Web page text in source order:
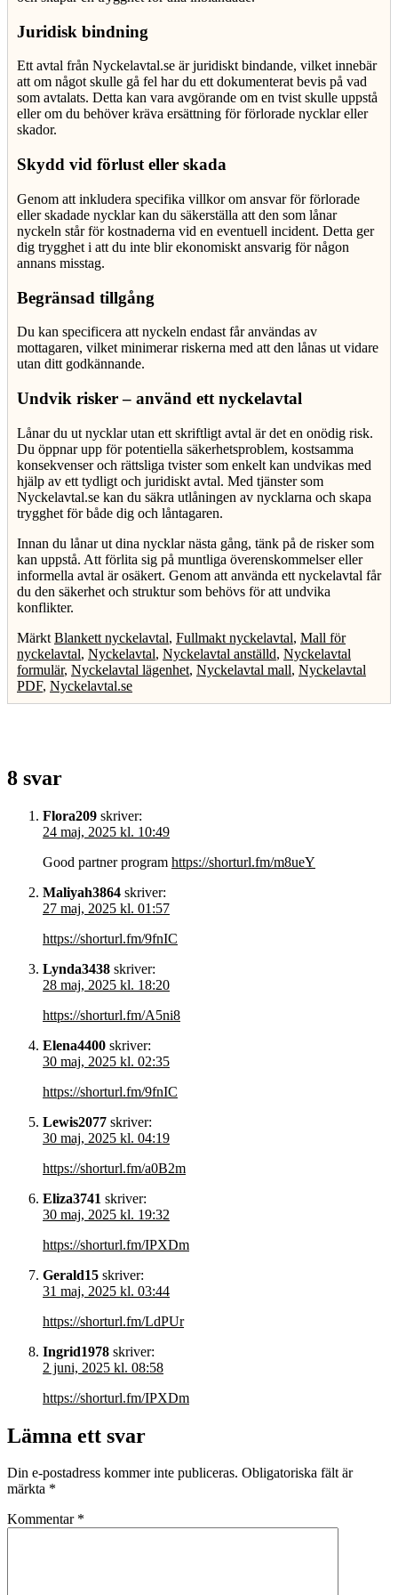
Juridisk bindning
Ett avtal från Nyckelavtal.se är juridiskt bindande, vilket innebär
att om något skulle gå fel har du ett dokumenterat bevis på vad
som avtalats. Detta kan vara avgörande om en tvist skulle uppstå
eller om du behöver kräva ersättning för förlorade nycklar eller
skador.
Skydd vid förlust eller skada
Genom att inkludera specifika villkor om ansvar för förlorade
eller skadade nycklar kan du säkerställa att den som lånar
nyckeln står för kostnaderna vid en eventuell incident. Detta ger
dig trygghet i att du inte blir ekonomiskt ansvarig för någon
annans misstag.
Begränsad tillgång
Du kan specificera att nyckeln endast får användas av
mottagaren, vilket minimerar riskerna med att den lånas ut vidare
utan ditt godkännande.
Undvik risker – använd ett nyckelavtal
Lånar du ut nycklar utan ett skriftligt avtal är det en onödig risk.
Du öppnar upp för potentiella säkerhetsproblem, kostsamma
konsekvenser och rättsliga tvister som enkelt kan undvikas med
hjälp av ett tydligt och juridiskt avtal. Med tjänster som
Nyckelavtal.se kan du säkra utlåningen av nycklarna och skapa
trygghet för både dig och låntagaren.
Innan du lånar ut dina nycklar nästa gång, tänk på de risker som
kan uppstå. Att förlita sig på muntliga överenskommelser eller
informella avtal är osäkert. Genom att använda ett nyckelavtal får
du den säkerhet och struktur som behövs för att undvika
konflikter.
Märkt Blankett nyckelavtal, Fullmakt nyckelavtal, Mall för
nyckelavtal, Nyckelavtal, Nyckelavtal anställd, Nyckelavtal
formulär, Nyckelavtal lägenhet, Nyckelavtal mall, Nyckelavtal
PDF, Nyckelavtal.se
8 svar
Flora209 skriver:
24 maj, 2025 kl. 10:49
Good partner program https://shorturl.fm/m8ueY
Maliyah3864 skriver:
27 maj, 2025 kl. 01:57
https://shorturl.fm/9fnIC
Lynda3438 skriver:
28 maj, 2025 kl. 18:20
https://shorturl.fm/A5ni8
Elena4400 skriver:
30 maj, 2025 kl. 02:35
https://shorturl.fm/9fnIC
Lewis2077 skriver:
30 maj, 2025 kl. 04:19
https://shorturl.fm/a0B2m
Eliza3741 skriver:
30 maj, 2025 kl. 19:32
https://shorturl.fm/IPXDm
Gerald15 skriver:
31 maj, 2025 kl. 03:44
https://shorturl.fm/LdPUr
Ingrid1978 skriver:
2 juni, 2025 kl. 08:58
https://shorturl.fm/IPXDm
Lämna ett svar
Din e-postadress kommer inte publiceras. Obligatoriska fält är
märkta *
Kommentar *